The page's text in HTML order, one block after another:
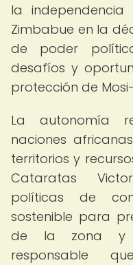
la
Zimbabue en la
de poder
desafíos y
protección de
La autonomía
naciones
territorios y
Cataratas
políticas de
sostenible para
de la zona y
responsable